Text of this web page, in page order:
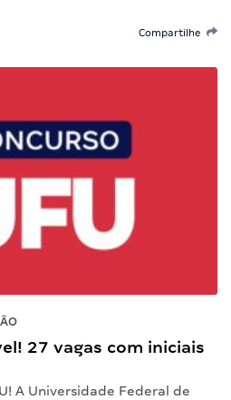
Compartilhe
27 vagas com iniciais
A Universidade Federal de